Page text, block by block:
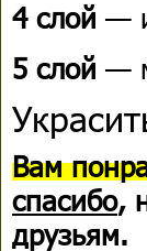
4 слой —
5 слой —
Вам
спасибо,
друзьям.